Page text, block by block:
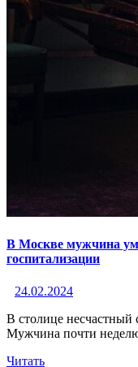
В Москве мужчина
госпитализации
24.02.2024
В столице несчастный
Мужчина почти неделю
Читать